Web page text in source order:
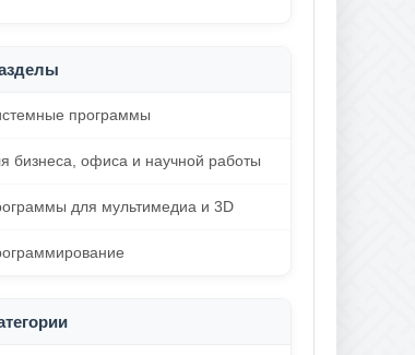
программы
бизнеса, офиса и научной работы
для мультимедиа и 3D